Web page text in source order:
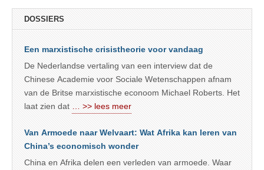
DOSSIERS
Een marxistische crisistheorie voor vandaag
De Nederlandse vertaling van een interview dat de
Chinese Academie voor Sociale Wetenschappen afnam
van de Britse marxistische econoom Michael Roberts. Het
laat zien dat
… >> lees meer
Van Armoede naar Welvaart: Wat Afrika kan leren van
China’s economisch wonder
China en Afrika delen een verleden van armoede. Waar